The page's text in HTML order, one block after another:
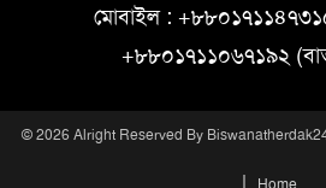
মোবাইল :
+৮৮০১৭১১০৬৭১৯২
© 2026 Alright Reserved By